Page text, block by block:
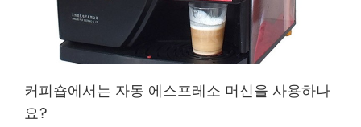
커피숍에서는 자동 에스프레소 머신을 사용하나
요?